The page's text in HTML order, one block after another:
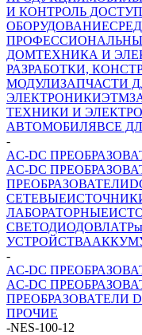
И КОНТРОЛЬ
ОБОРУДОВАНИЕ
ДОМТЕХНИКА И
РАЗРАБОТКИ,
МОДУЛИЗАПЧАСТИ
ЭЛЕКТРОНИКИЭТМ
ТЕХНИКИ И
АВТОМОБИЛЯВСЕ
-
AC-DC
AC-DC
ПРЕОБРАЗОВАТЕЛИ
СЕТЕВЫЕ
ЛАБОРАТОРНЫЕ
СВЕТОДИОДОВЛАТРы
УСТРОЙСТВА
-
AC-DC
AC-DC
ПРЕОБРАЗОВАТЕЛИ
ПРОЧИЕ
-NES-100-12